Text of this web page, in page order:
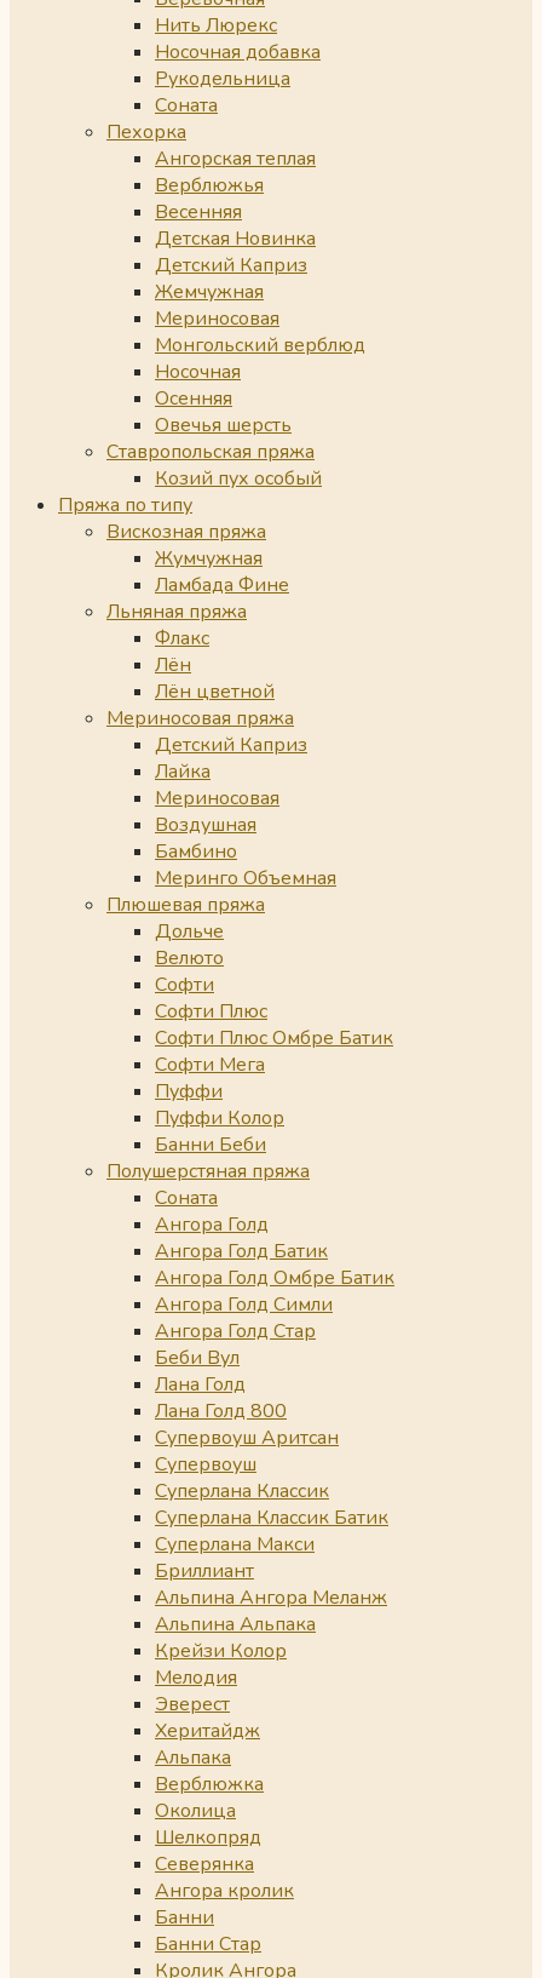
Нить Люрекс
Носочная добавка
Рукодельница
Соната
Пехорка
Ангорская теплая
Верблюжья
Весенняя
Детская Новинка
Детский Каприз
Жемчужная
Мериносовая
Монгольский верблюд
Носочная
Осенняя
Овечья шерсть
Ставропольская пряжа
Козий пух особый
Пряжа по типу
Вискозная пряжа
Жумчужная
Ламбада Фине
Льняная пряжа
Флакс
Лён
Лён цветной
Мериносовая пряжа
Детский Каприз
Лайка
Мериносовая
Воздушная
Бамбино
Меринго Объемная
Плюшевая пряжа
Дольче
Велюто
Софти
Софти Плюс
Софти Плюс Омбре Батик
Софти Мега
Пуффи
Пуффи Колор
Банни Беби
Полушерстяная пряжа
Соната
Ангора Голд
Ангора Голд Батик
Ангора Голд Омбре Батик
Ангора Голд Симли
Ангора Голд Стар
Беби Вул
Лана Голд
Лана Голд 800
Супервоуш Аритсан
Супервоуш
Суперлана Классик
Суперлана Классик Батик
Суперлана Макси
Бриллиант
Альпина Ангора Меланж
Альпина Альпака
Крейзи Колор
Мелодия
Эверест
Херитайдж
Альпака
Верблюжка
Околица
Шелкопряд
Северянка
Ангора кролик
Банни
Банни Стар
Кролик Ангора